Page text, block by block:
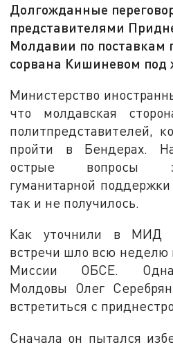
Долгожданные
представителями
Молдавии по поставкам
сорвана Кишиневом под
Министерство
что молдавская
политпредставителей,
пройти в Бендерах.
острые вопросы
гуманитарной
так и не получилось.
Как уточнили в МИД
встречи шло всю неделю
Миссии ОБСЕ.
Молдовы Олег Серебрян
встретиться с
Сначала он пытался